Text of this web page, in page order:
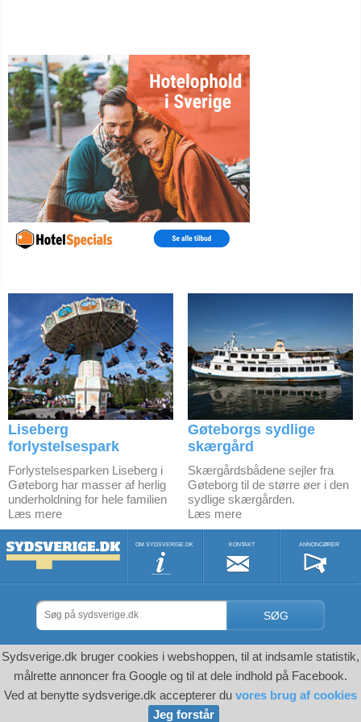
Liseberg
forlystelsespark
Forlystelsesparken Liseberg i
Gøteborg har masser af herlig
underholdning for hele familien
Læs mere
Gøteborgs sydlige
skærgård
Skærgårdsbådene sejler fra
Gøteborg til de større øer i den
sydlige skærgården.
Læs mere
OM SYDSVERIGE.DK KONTAKT ANNONCØRER
SØG
Sydsverige.dk bruger cookies i webshoppen, til at indsamle statistik,
målrette annoncer fra Google og til at dele indhold på Facebook.
Ved at benytte sydsverige.dk accepterer du vores brug af cookies
Jeg forstår